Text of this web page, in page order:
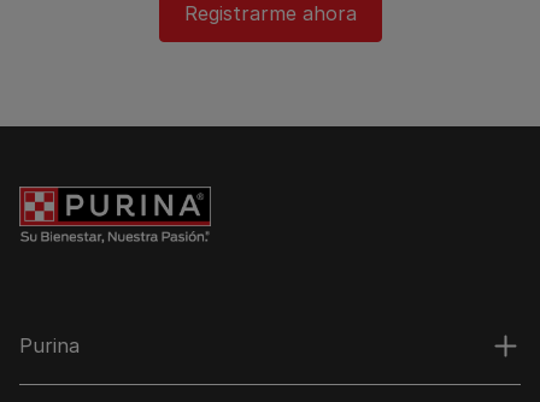
Registrarme ahora​
Purina